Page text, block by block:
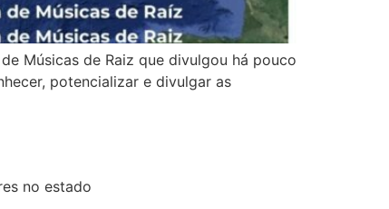
Músicas de Raiz que divulgou há pouco
potencializar e divulgar as
no estado